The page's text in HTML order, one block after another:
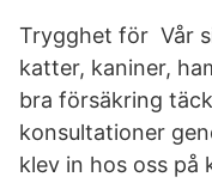
Trygghet för Vår
katter, kaniner,
bra försäkring
konsultationer
klev in hos oss på